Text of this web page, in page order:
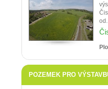
POZEMEK PRO